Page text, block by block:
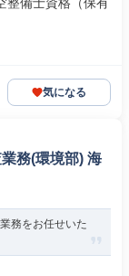
気になる
務(環境部) 海
務をお任せいた